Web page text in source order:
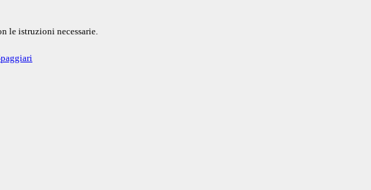
le istruzioni necessarie.